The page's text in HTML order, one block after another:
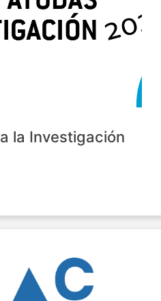
la Investigación